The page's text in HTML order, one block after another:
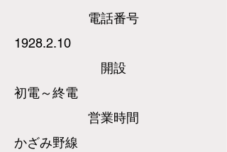
​電話番号
1928.2.10
​開設
初電～終電
営業時間
かざみ野線